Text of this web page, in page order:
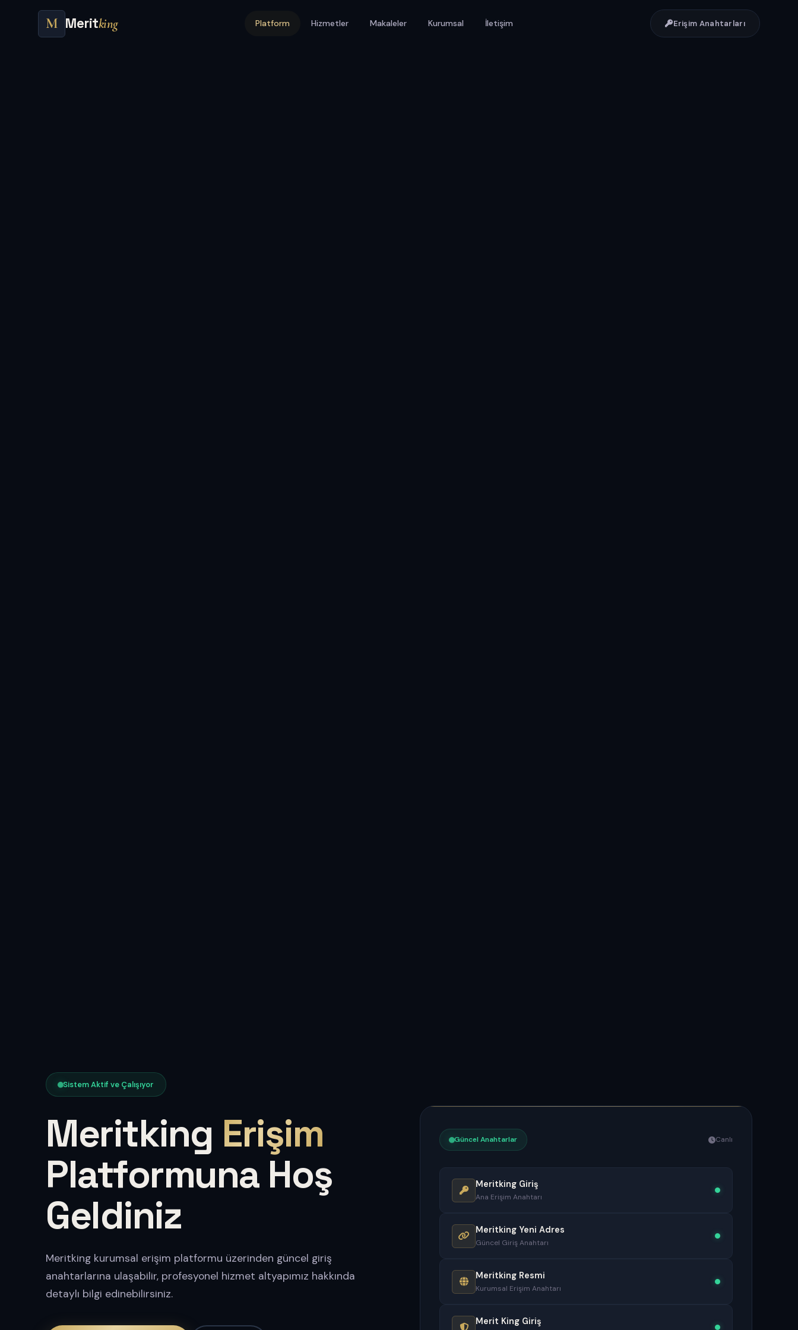
M Meritking Platform Hizmetler Makaleler Kurumsal İletişim Erişim Anahtarları
Sistem Aktif ve Çalışıyor
Meritking Erişim
Platformuna Hoş
Geldiniz
Meritking kurumsal erişim platformu üzerinden güncel giriş
anahtarlarına ulaşabilir, profesyonel hizmet altyapımız hakkında
detaylı bilgi edinebilirsiniz.
Güncel Anahtarlar Canlı
Meritking Giriş
Ana Erişim Anahtarı
Meritking Yeni Adres
Güncel Giriş Anahtarı
Meritking Resmi
Kurumsal Erişim Anahtarı
Merit King Giriş